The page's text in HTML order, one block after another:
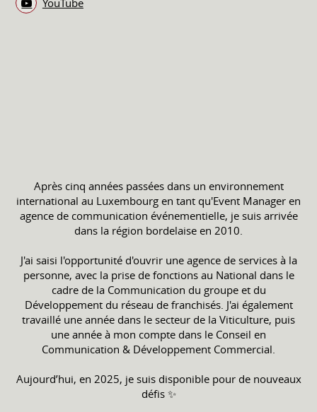
Après cinq années passées dans un environnement
international au Luxembourg en tant qu'Event Manager en
agence de communication événementielle, je suis arrivée
dans la région bordelaise en 2010.
J'ai saisi l'opportunité d'ouvrir une agence de services à la
personne, avec la prise de fonctions au National dans le
cadre de la Communication du groupe et du
Développement du réseau de franchisés. J'ai également
travaillé une année dans le secteur de la Viticulture, puis
une année à mon compte dans le Conseil en
Communication & Développement Commercial.
Aujourd’hui, en 2025, je suis disponible pour de nouveaux
défis ✨